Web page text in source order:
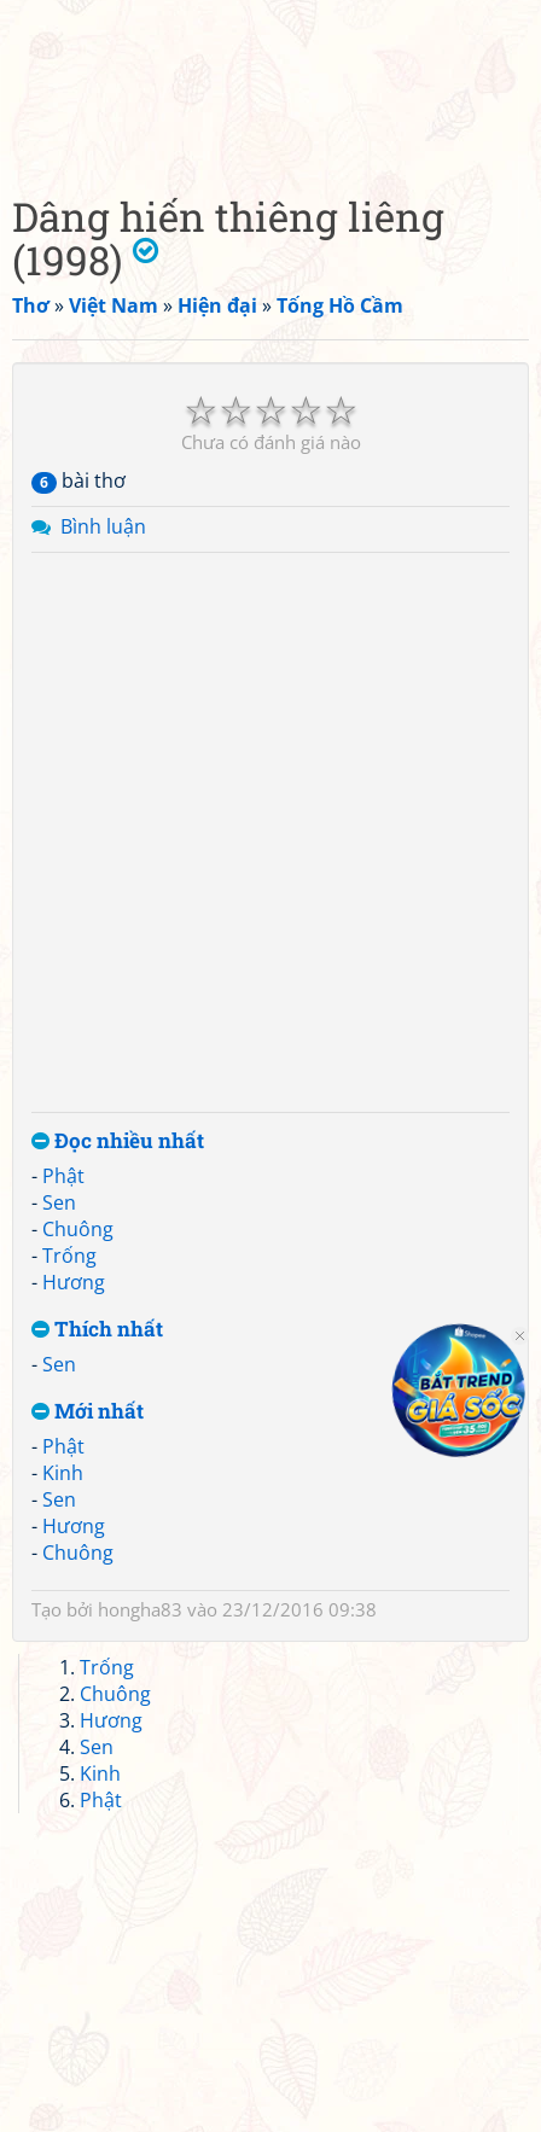
Dâng hiến thiêng liêng
(1998)
Thơ»Việt Nam » Hiện đại »Tống Hồ Cầm
☆
☆
☆
☆
☆
Chưa có đánh giá nào
6
bài thơ
Bình luận
Đọc nhiều nhất
- Phật
-Sen
- Chuông
-Trống
- Hương
Thích nhất
-Sen
Mới nhất
- Phật
- Kinh
-Sen
- Hương
- Chuông
Tạo bởi hongha83 vào 23/12/2016 09:38
Trống
Chuông
Hương
Sen
Kinh
Phật